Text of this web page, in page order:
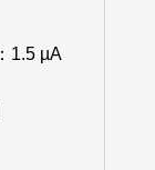
1.5 µA